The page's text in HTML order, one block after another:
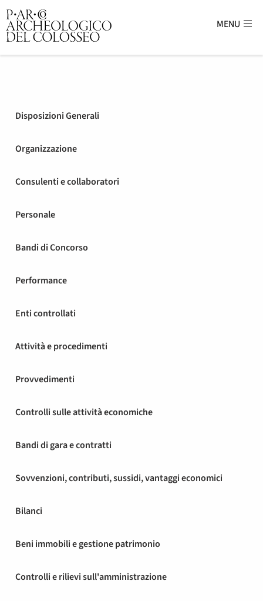
Parco Archeologico del
MENU
Disposizioni Generali
Organizzazione
Consulenti e collaboratori
Personale
Bandi di Concorso
Performance
Enti controllati
Attività e procedimenti
Provvedimenti
Controlli sulle attività economiche
Bandi di gara e contratti
Sovvenzioni, contributi, sussidi, vantaggi economici
Bilanci
Beni immobili e gestione patrimonio
Controlli e rilievi sull'amministrazione